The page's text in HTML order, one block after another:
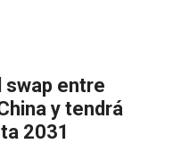
swap entre
y tendrá
2031